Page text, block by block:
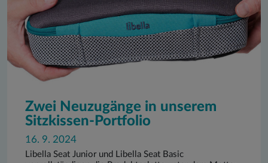
Zwei Neuzugänge in unserem
Sitzkissen-Portfolio
16. 9. 2024
Libella Seat Junior und Libella Seat Basic